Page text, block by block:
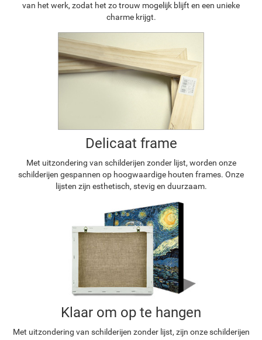
van het werk, zodat het zo trouw mogelijk blijft en een unieke
charme krijgt.
Delicaat frame
Met uitzondering van schilderijen zonder lijst, worden onze
schilderijen gespannen op hoogwaardige houten frames. Onze
lijsten zijn esthetisch, stevig en duurzaam.
Klaar om op te hangen
Met uitzondering van schilderijen zonder lijst, zijn onze schilderijen